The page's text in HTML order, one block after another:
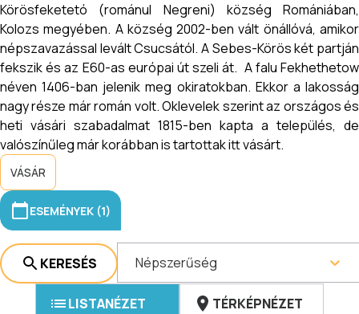
Körösfeketetó (románul Negreni) község Romániában,
Kolozs megyében. A község 2002-ben vált önállóvá, amikor
népszavazással levált Csucsától. A Sebes-Körös két partján
fekszik és az E60-as európai út szeli át. A falu Fekhethetow
néven 1406-ban jelenik meg okiratokban. Ekkor a lakosság
nagy része már román volt. Oklevelek szerint az országos és
heti vásári szabadalmat 1815-ben kapta a település, de
valószínűleg már korábban is tartottak itt vásárt.
VÁSÁR
ESEMÉNYEK (1)
KERESÉS Népszerűség
LISTANÉZET TÉRKÉPNÉZET